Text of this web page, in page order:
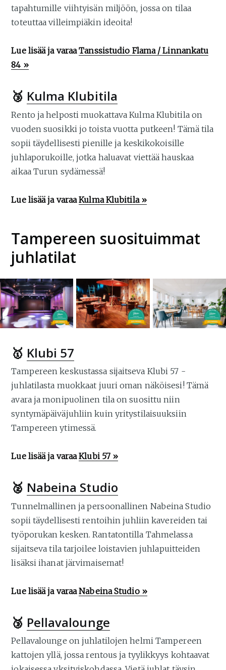
tapahtumille viihtyisän miljöön, jossa on tilaa
toteuttaa villeimpiäkin ideoita!
Lue lisää ja varaaTanssistudio Flama / Linnankatu
84 »
🥉 Kulma Klubitila
Rento ja helposti muokattava Kulma Klubitila on
vuoden suosikki jo toista vuotta putkeen! Tämä tila
sopii täydellisesti pienille ja keskikokoisille
juhlaporukoille, jotka haluavat viettää hauskaa
aikaa Turun sydämessä!
Lue lisää ja varaaKulma Klubitila »
Tampereen suosituimmat
juhlatilat
🥇 Klubi 57
Tampereen keskustassa sijaitseva Klubi 57 -
juhlatilasta muokkaat juuri oman näköisesi! Tämä
avara ja monipuolinen tila on suosittu niin
syntymäpäiväjuhliin kuin yritystilaisuuksiin
Tampereen ytimessä.
Lue lisää ja varaaKlubi 57 »
🥈 Nabeina Studio
Tunnelmallinen ja persoonallinen Nabeina Studio
sopii täydellisesti rentoihin juhliin kavereiden tai
työporukan kesken. Rantatontilla Tahmelassa
sijaitseva tila tarjoilee loistavien juhlapuitteiden
lisäksi ihanat järvimaisemat!
Lue lisää ja varaaNabeina Studio »
🥉 Pellavalounge
Pellavalounge on juhlatilojen helmi Tampereen
kattojen yllä, jossa rentous ja tyylikkyys kohtaavat